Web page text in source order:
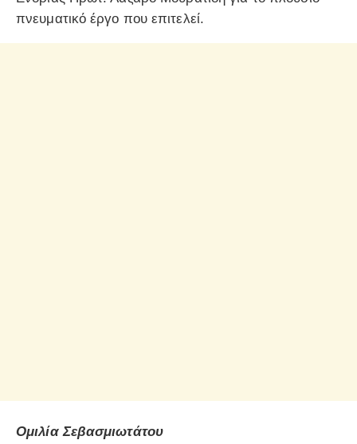
πνευματικό έργο που επιτελεί.
Ομιλία Σεβασμιωτάτου